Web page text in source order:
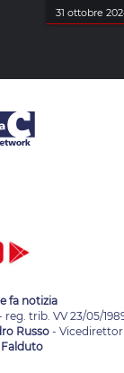
31 ottobre
fa notizia
trib. VV 23/05/
Russo- Vicedirettori
Falduto